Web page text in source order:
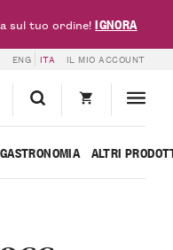
ENG ITA IL MIO ACCOUNT
GASTRONOMIA ALTRI
sul tuo ordine!IGNORA